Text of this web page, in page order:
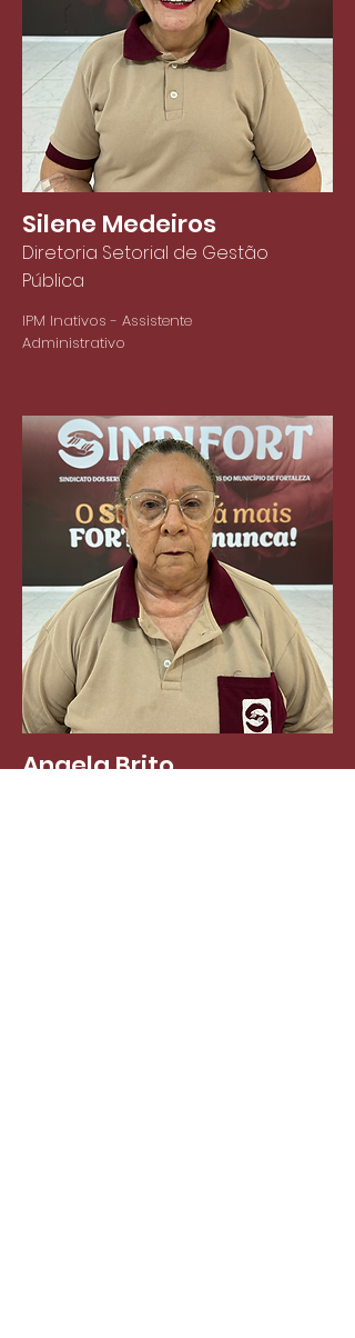
Silene Medeiros
Diretoria Setorial de Gestão
Pública
IPM Inativos - Assistente
Administrativo
Angela Brito